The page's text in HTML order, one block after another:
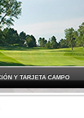
Y TARJETA CAMPO